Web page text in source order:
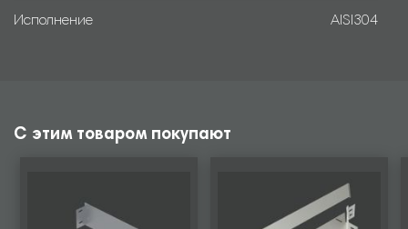
Исполнение AISI304
С этим товаром покупают